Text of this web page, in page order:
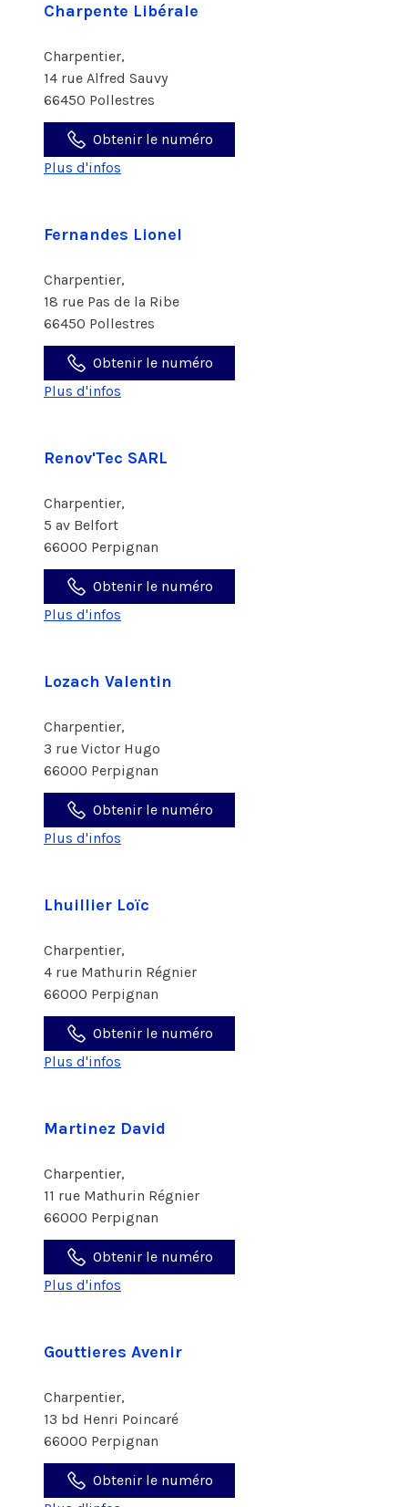
Charpente Libérale
Charpentier,
14 rue Alfred Sauvy
66450 Pollestres
Obtenir le numéro
Plus d'infos
Fernandes Lionel
Charpentier,
18 rue Pas de la Ribe
66450 Pollestres
Obtenir le numéro
Plus d'infos
Renov'Tec SARL
Charpentier,
5 av Belfort
66000 Perpignan
Obtenir le numéro
Plus d'infos
Lozach Valentin
Charpentier,
3 rue Victor Hugo
66000 Perpignan
Obtenir le numéro
Plus d'infos
Lhuillier Loïc
Charpentier,
4 rue Mathurin Régnier
66000 Perpignan
Obtenir le numéro
Plus d'infos
Martinez David
Charpentier,
11 rue Mathurin Régnier
66000 Perpignan
Obtenir le numéro
Plus d'infos
Gouttieres Avenir
Charpentier,
13 bd Henri Poincaré
66000 Perpignan
Obtenir le numéro